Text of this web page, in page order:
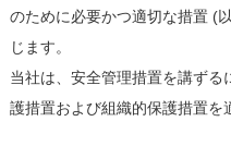
のために必要かつ適切な措置 (
じます。
当社は、安全管理措置を講ず
護措置および組織的保護措置を